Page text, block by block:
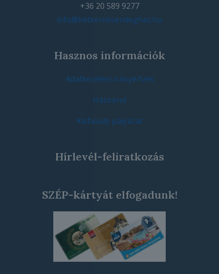
+36 20 589 9277
info@ketkerekvendeghaz.hu
Hasznos információk
Adatkezelési iránye/lvek
Házirend
Kisfaludy pályázat
Hírlevél-feliratkozás
SZÉP-kártyát elfogadunk!